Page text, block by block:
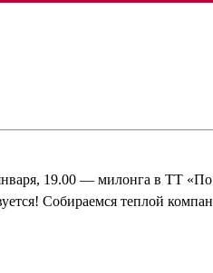
19.00 — милонга в ТТ «По
Собираемся теплой